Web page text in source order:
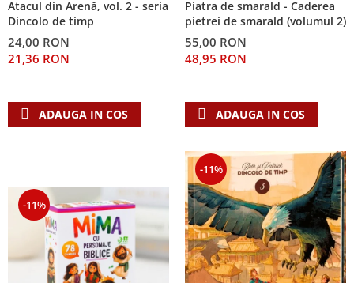
Atacul din Arenă, vol. 2 - seria
Dincolo de timp
24,00 RON
21,36 RON
ADAUGA IN COS
Piatra de smarald - Caderea
pietrei de smarald (volumul 2)
55,00 RON
48,95 RON
ADAUGA IN COS
-11%
-11%